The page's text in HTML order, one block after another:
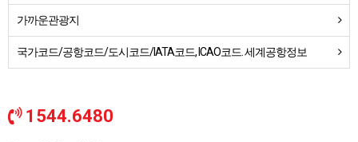
가까운관광지
국가코드/공항코드/도시코드/IATA코드, ICAO코드. 세계공항정보
1544.6480